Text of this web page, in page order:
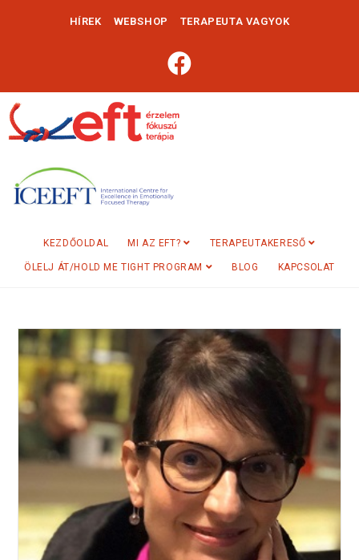
HÍREK WEBSHOP TERAPEUTA VAGYOK
KEZDŐOLDAL MI AZ EFT? TERAPEUTAKERESŐ
ÖLELJ ÁT/HOLD ME TIGHT PROGRAM BLOG KAPCSOLAT